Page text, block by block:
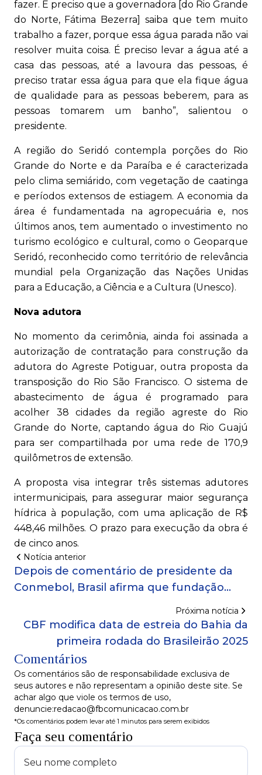
fazer. É preciso que a governadora [do Rio Grande
do Norte, Fátima Bezerra] saiba que tem muito
trabalho a fazer, porque essa água parada não vai
resolver muita coisa. É preciso levar a água até a
casa das pessoas, até a lavoura das pessoas, é
preciso tratar essa água para que ela fique água
de qualidade para as pessoas beberem, para as
pessoas tomarem um banho”, salientou o
presidente.
A região do Seridó contempla porções do Rio
Grande do Norte e da Paraíba e é caracterizada
pelo clima semiárido, com vegetação de caatinga
e períodos extensos de estiagem. A economia da
área é fundamentada na agropecuária e, nos
últimos anos, tem aumentado o investimento no
turismo ecológico e cultural, como o Geoparque
Seridó, reconhecido como território de relevância
mundial pela Organização das Nações Unidas
para a Educação, a Ciência e a Cultura (Unesco).
Nova adutora
No momento da cerimônia, ainda foi assinada a
autorização de contratação para construção da
adutora do Agreste Potiguar, outra proposta da
transposição do Rio São Francisco. O sistema de
abastecimento de água é programado para
acolher 38 cidades da região agreste do Rio
Grande do Norte, captando água do Rio Guajú
para ser compartilhada por uma rede de 170,9
quilômetros de extensão.
A proposta visa integrar três sistemas adutores
intermunicipais, para assegurar maior segurança
hídrica à população, com uma aplicação de R$
448,46 milhões. O prazo para execução da obra é
de cinco anos.
Notícia anterior
Depois de comentário de presidente da
Conmebol, Brasil afirma que fundação
'falha' de modo contínuo na luta contra o
racismo
Próxima notícia
CBF modifica data de estreia do Bahia da
primeira rodada do Brasileirão 2025
Comentários
Os comentários são de responsabilidade exclusiva de
seus autores e não representam a opinião deste site. Se
achar algo que viole os termos de uso,
denuncie:redacao@fbcomunicacao.com.br
*Os comentários podem levar até 1 minutos para serem exibidos
Faça seu comentário